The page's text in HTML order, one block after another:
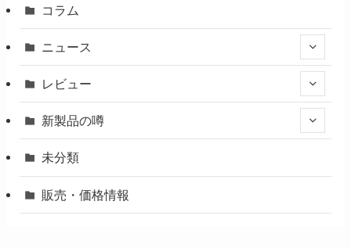
コラム
ニュース
レビュー
新製品の噂
未分類
販売・価格情報